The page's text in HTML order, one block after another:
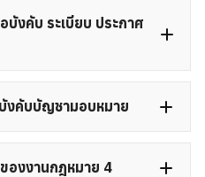
บังคับ ระเบียบ ประกาศ
งคับบัญชามอบหมาย
ณะทำงานต่าง ๆ
องงานกฎหมาย 4